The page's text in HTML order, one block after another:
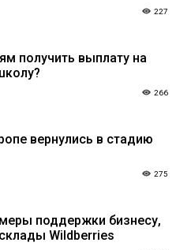
227
получить выплату на
266
вернулись в стадию
275
поддержки бизнесу,
Wildberries